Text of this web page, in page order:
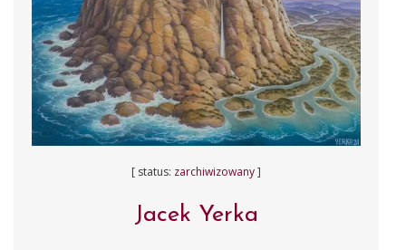
[ status: zarchiwizowany]
Jacek Yerka